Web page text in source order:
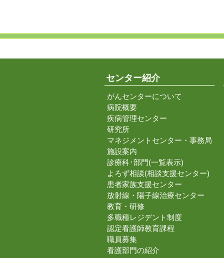
センター紹介
がんセンターについて
病院概要
疾病管理センター
研究所
マネジメントセンター・事務局
施設案内
診療科･部門(一覧表示)
よろず相談(相談支援センター)
患者家族支援センター
放射線・陽子線治療センター
教育・研修
多職種レジデント制度
認定看護師教育課程
職員募集
看護部門の紹介